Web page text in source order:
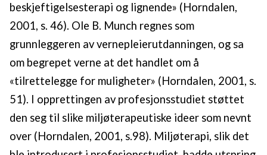
beskjeftigelsesterapi og lignende» (Horndalen,
2001, s. 46). Ole B. Munch regnes som
grunnleggeren av vernepleierutdanningen, og sa
om begrepet verne at det handlet om å
«tilrettelegge for muligheter» (Horndalen, 2001, s.
51). I opprettingen av profesjonsstudiet støttet
den seg til slike miljøterapeutiske ideer som nevnt
over (Horndalen, 2001, s.98). Miljøterapi, slik det